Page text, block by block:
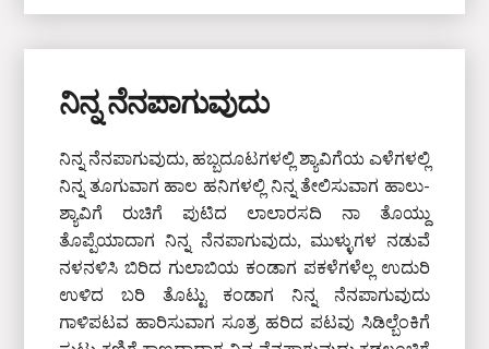
ನಿನ್ನ ನೆನಪಾಗುವುದು
ನಿನ್ನ ನೆನಪಾಗುವುದು, ಹಬ್ಬದೂಟಗಳಲ್ಲಿ ಶ್ಯಾವಿಗೆಯ ಎಳೆಗಳಲ್ಲಿ
ನಿನ್ನ ತೂಗುವಾಗ ಹಾಲ ಹನಿಗಳಲ್ಲಿ ನಿನ್ನ ತೇಲಿಸುವಾಗ ಹಾಲು-
ಶ್ಯಾವಿಗೆ ರುಚಿಗೆ ಪುಟಿದ ಲಾಲಾರಸದಿ ನಾ ತೊಯ್ದು
ತೊಪ್ಪೆಯಾದಾಗ ನಿನ್ನ ನೆನಪಾಗುವುದು, ಮುಳ್ಳುಗಳ ನಡುವೆ
ನಳನಳಿಸಿ ಬಿರಿದ ಗುಲಾಬಿಯ ಕಂಡಾಗ ಪಕಳೆಗಳೆಲ್ಲ ಉದುರಿ
ಉಳಿದ ಬರಿ ತೊಟ್ಟು ಕಂಡಾಗ ನಿನ್ನ ನೆನಪಾಗುವುದು
ಗಾಳಿಪಟವ ಹಾರಿಸುವಾಗ ಸೂತ್ರ ಹರಿದ ಪಟವು ಸಿಡಿಲ್ಬೆಂಕಿಗೆ